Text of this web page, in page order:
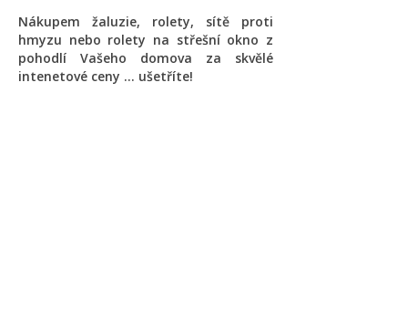
Nákupem žaluzie, rolety, sítě proti
hmyzu nebo rolety na střešní okno z
pohodlí Vašeho domova za skvělé
intenetové ceny ... ušetříte!